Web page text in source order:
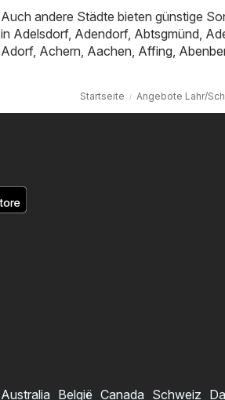
Auch andere Städte bieten günstige
in Adelsdorf, Adendorf, Abtsgmünd
Adorf, Achern Aachen Affing
Startseite Angebote Lahr/
Australia België Canada Schweiz